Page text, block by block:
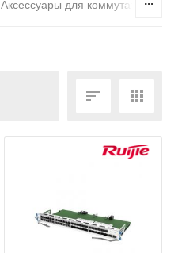
Аксессуары для коммутаторов
 